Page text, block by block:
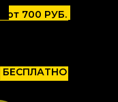
от 700 РУБ.
БЕСПЛАТНО